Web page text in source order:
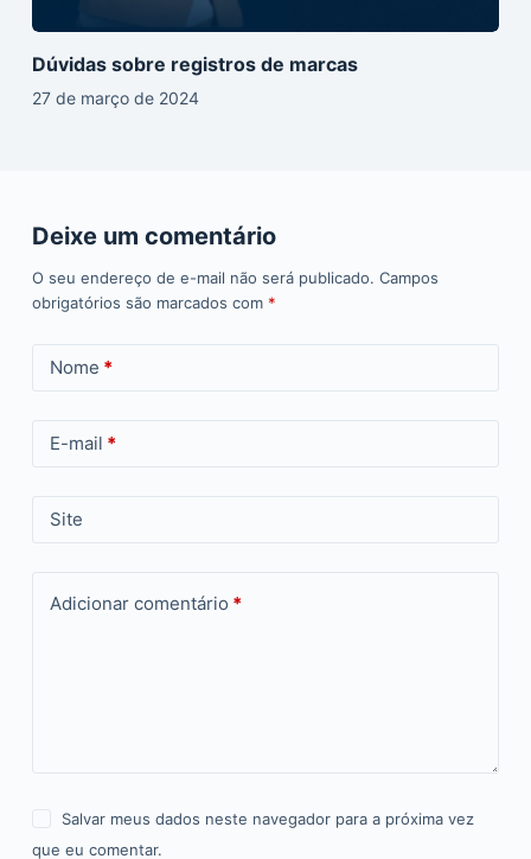
Dúvidas sobre registros de marcas
27 de março de 2024
Deixe um comentário
O seu endereço de e-mail não será publicado. Campos
obrigatórios são marcados com *
Nome *
E-mail *
Site
Adicionar comentário *
Salvar meus dados neste navegador para a próxima vez
que eu comentar.